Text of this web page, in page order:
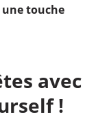
touche
avec
!